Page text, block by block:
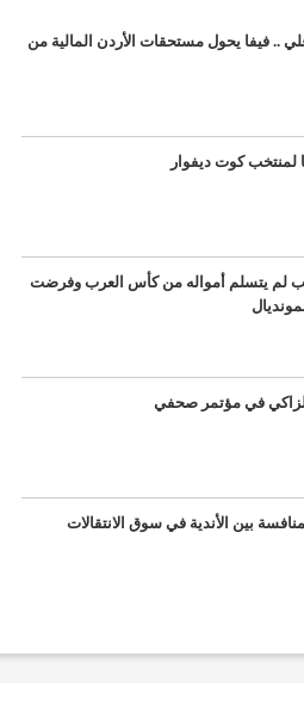
علي .. فيفا يحول مستحقات الأردن المالية من
لمنتخب كوت ديفوار
لم يتسلم أمواله من كأس العرب وفرضت
الزاكي في مؤتمر صحفي